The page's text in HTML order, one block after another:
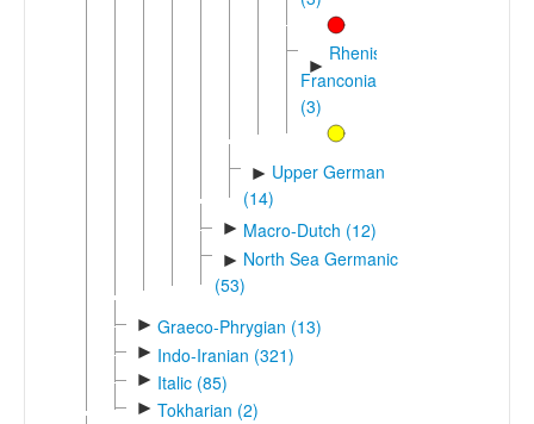
►
Rhenish
Franconian
(3)
► Upper German
(14)
► Macro-Dutch (12)
► North Sea Germanic
(53)
► Graeco-Phrygian (13)
► Indo-Iranian (321)
► Italic (85)
► Tokharian (2)